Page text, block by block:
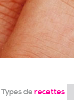
Types de recettes